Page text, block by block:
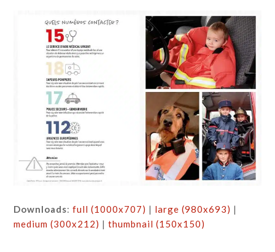
Downloads:full (1000x707) | large (980x693) |
medium (300x212) |thumbnail (150x150)